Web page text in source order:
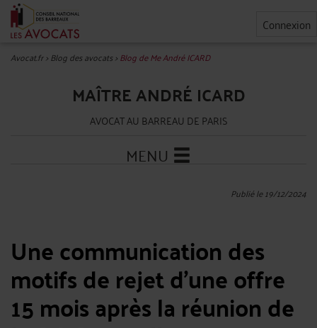
Connexion
Avocat.fr>Blog des avocats>Blog de Me André ICARD
MAÎTRE ANDRÉ ICARD
AVOCAT AU BARREAU DE PARIS
MENU
Publié le 19/12/2024
Une communication des
motifs de rejet d’une offre
15 mois après la réunion de